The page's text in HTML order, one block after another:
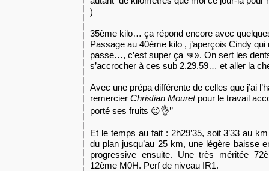
)
35ème kilo… ça répond encore avec
Passage au 40ème kilo , j’aperçois Cindy
passe…, c’est super ça 👊». On sert les
s’accrocher à ces sub 2.29.59… et aller la
Avec une prépa différente de celles que j’ai
remercier Christian Mouret pour le travail
porté ses fruits 😉👌’’
Et le temps au fait : 2h29’35, soit 3’33 au
du plan jusqu’au 25 km, une légère baisse
progressive ensuite. Une très méritée
12ème M0H. Perf de niveau IR1.